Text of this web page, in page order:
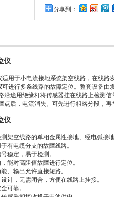
分享到：
仪
用于小电流接地系统架空线路，在线路
可进行多条线路的故障定位。整套设备由
沿途用绝缘杆将传感器挂在线路上检测
点后，电流消失。可先进行粗略分段，再
仪
架空线路的单相金属性接地、经电弧接
有电缆分支的故障线路。
稳定，易于检测。
能对高阻值故障进行定位。
、输出允许直接短路。
计，无需闭合，方便在线路上挂接。
可靠。